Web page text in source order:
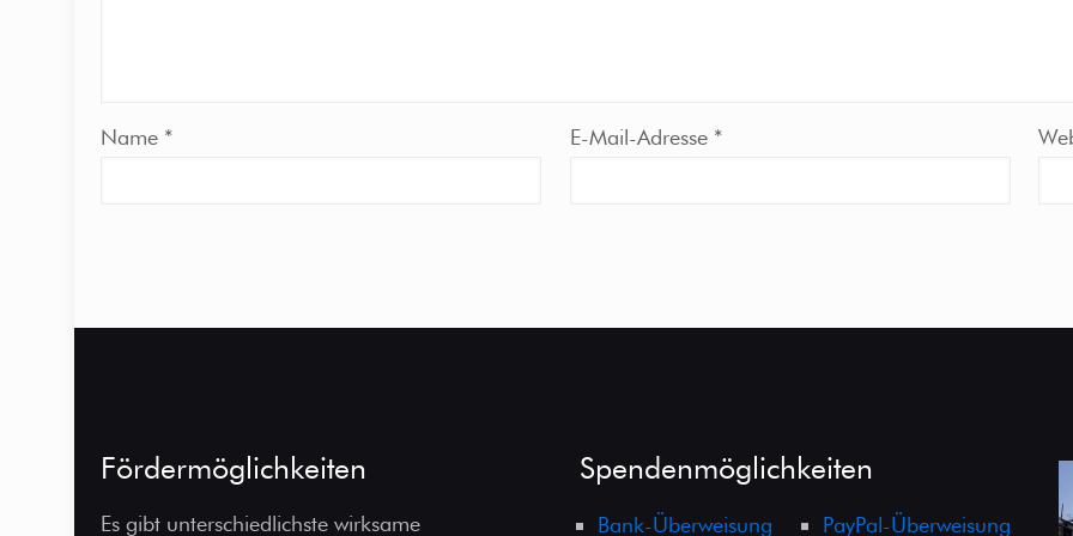
Name * E-Mail-Adresse *
Fördermöglichkeiten
Es gibt unterschiedlichste wirksame
Spendenmöglichkeiten
Bank-Überweisung PayPal-Überweisung